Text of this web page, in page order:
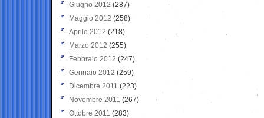
Giugno 2012 (287)
Maggio 2012 (258)
Aprile 2012 (218)
Marzo 2012 (255)
Febbraio 2012 (247)
Gennaio 2012 (259)
Dicembre 2011 (223)
Novembre 2011 (267)
Ottobre 2011 (283)